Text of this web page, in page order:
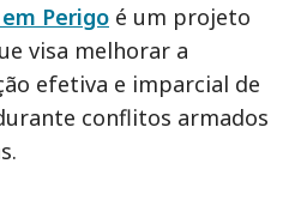
Perigo é um projeto
visa melhorar a
efetiva e imparcial de
conflitos armados